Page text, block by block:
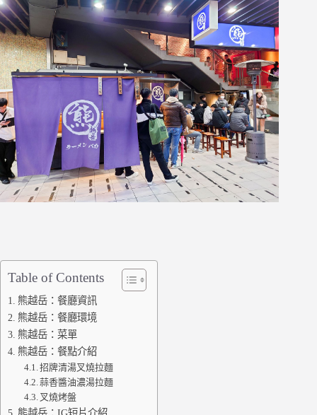
Table of Contents
熊越岳：餐廳資訊
熊越岳：餐廳環境
熊越岳：菜單
熊越岳：餐點介紹
招牌清湯叉燒拉麵
蒜香醬油濃湯拉麵
叉燒烤盤